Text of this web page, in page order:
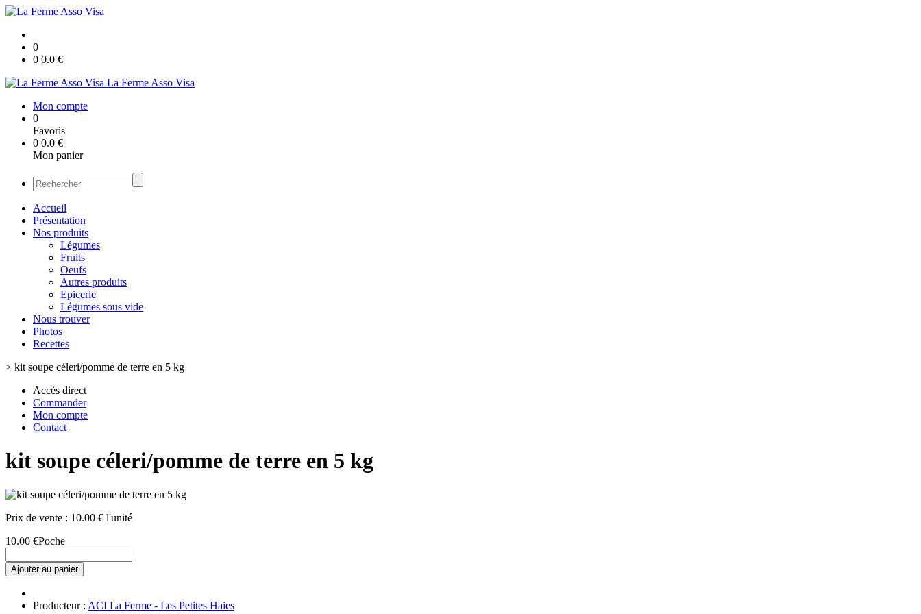
0
0 0.0 €
La Ferme Asso Visa
Mon compte
0
Favoris
0 0.0 €
Mon panier
Accueil
Présentation
Nos produits
Légumes
Fruits
Oeufs
Autres produits
Epicerie
Légumes sous vide
Nous trouver
Photos
Recettes
> kit soupe céleri/pomme de terre en 5 kg
Accès direct
Commander
Mon compte
Contact
kit soupe céleri/pomme de terre en 5 kg
Prix de vente : 10.00 € l'unité
10.00 €Poche
Ajouter au panier
Producteur : ACI La Ferme - Les Petites Haies